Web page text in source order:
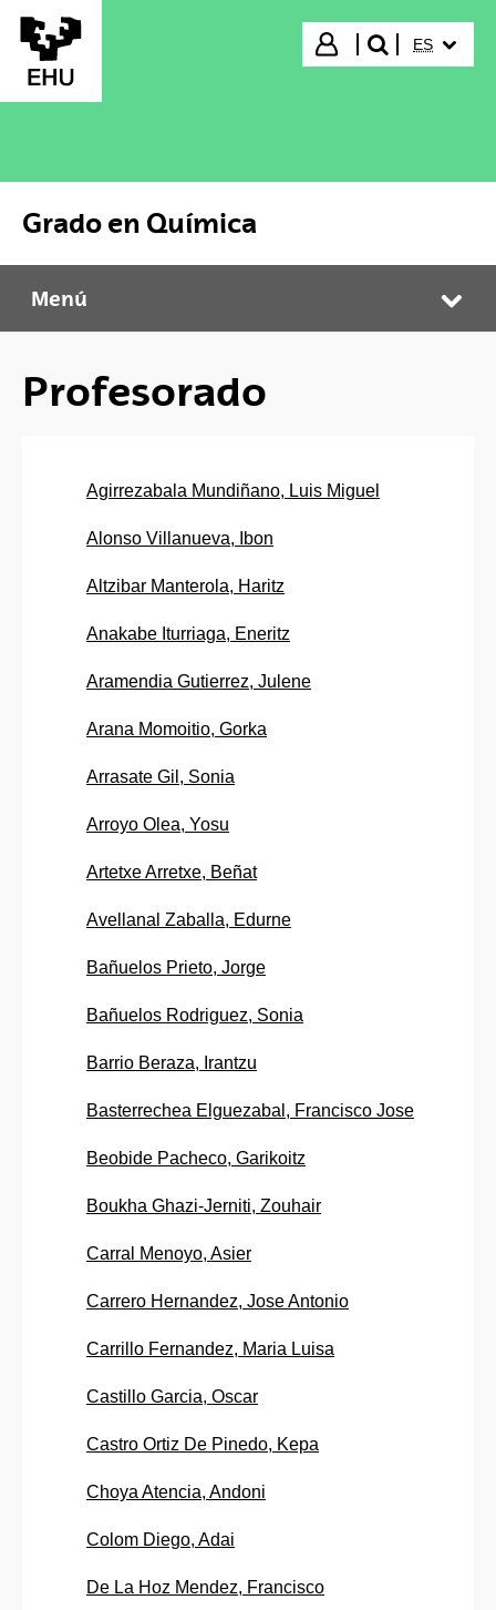
Saltar al contenido principal
Iniciar sesión
buscar"
ES
Grado en Química
Grado en Química
Menú
Profesorado
Agirrezabala Mundiñano, Luis Miguel
Alonso Villanueva, Ibon
Altzibar Manterola, Haritz
Anakabe Iturriaga, Eneritz
Aramendia Gutierrez, Julene
Arana Momoitio, Gorka
Arrasate Gil, Sonia
Arroyo Olea, Yosu
Artetxe Arretxe, Beñat
Avellanal Zaballa, Edurne
Bañuelos Prieto, Jorge
Bañuelos Rodriguez, Sonia
Barrio Beraza, Irantzu
Basterrechea Elguezabal, Francisco Jose
Beobide Pacheco, Garikoitz
Boukha Ghazi-Jerniti, Zouhair
Carral Menoyo, Asier
Carrero Hernandez, Jose Antonio
Carrillo Fernandez, Maria Luisa
Castillo Garcia, Oscar
Castro Ortiz De Pinedo, Kepa
Choya Atencia, Andoni
Colom Diego, Adai
De La Hoz Mendez, Francisco